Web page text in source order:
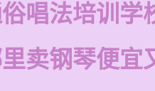
唱法培训学
卖钢琴便宜